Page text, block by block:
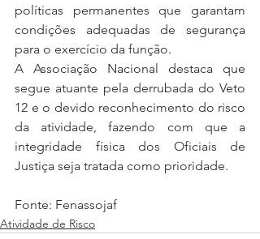
políticas permanentes que garantam
condições adequadas de segurança
para o exercício da função.
A Associação Nacional destaca que
segue atuante pela derrubada do Veto
12 e o devido reconhecimento do risco
da atividade, fazendo com que a
integridade física dos Oficiais de
Justiça seja tratada como prioridade.
Fonte: Fenassojaf
Atividade de Risco